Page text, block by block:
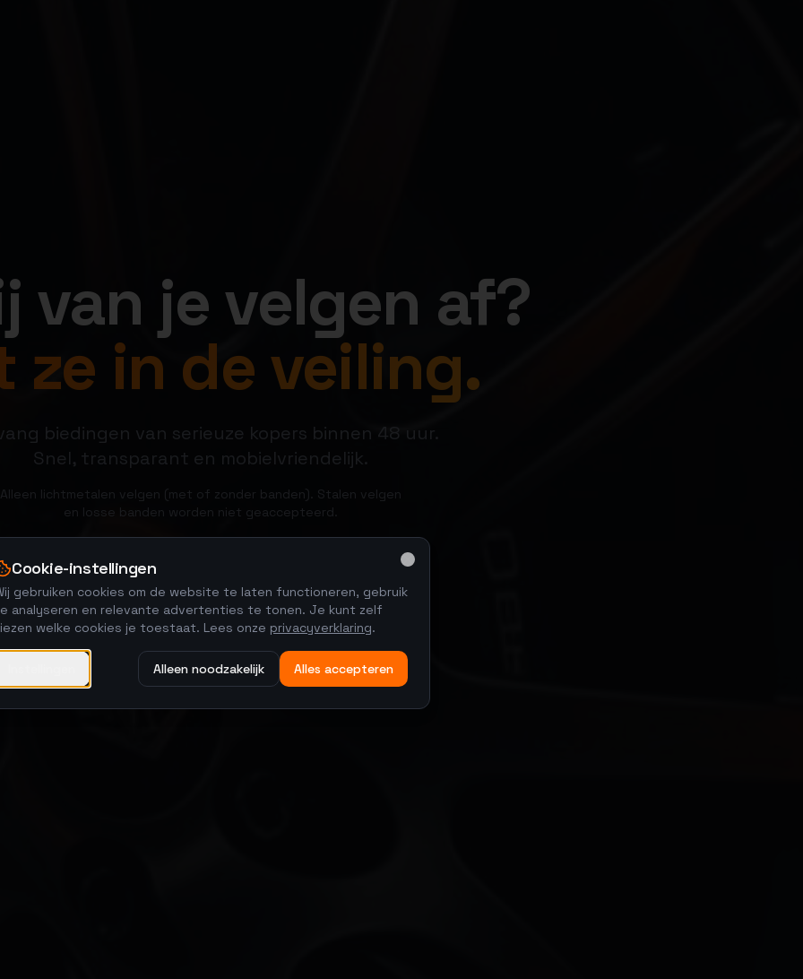
van je velgen af?
ze in de veiling.
biedingen van serieuze kopers binnen 48 uur.
Snel, transparant en mobielvriendelijk.
Alleen lichtmetalen velgen (met of zonder banden). Stalen velgen
en losse banden worden niet geaccepteerd.
Verkoop je velgen
Cookie-instellingen
gebruiken cookies om de website te laten functioneren, gebruik
analyseren en relevante advertenties te tonen. Je kunt zelf
welke cookies je toestaat. Lees onze privacyverklaring.
Alleen noodzakelijk Alles accepteren